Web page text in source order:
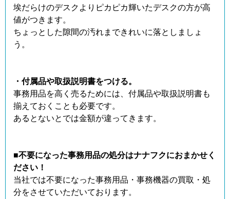
埃だらけのデスクよりピカピカ輝いたデスクの方が高
値がつきます。
ちょっとした隙間の汚れまできれいに落としましょ
う。
・付属品や取扱説明書をつける。
事務用品を高く売るためには、付属品や取扱説明書も
揃えておくことも必要です。
あるとないとでは金額が違ってきます。
■不要になった事務用品の処分はナナフクにおまかせく
ださい！
当社では不要になった事務用品・事務機器の買取・処
分をさせていただいております。